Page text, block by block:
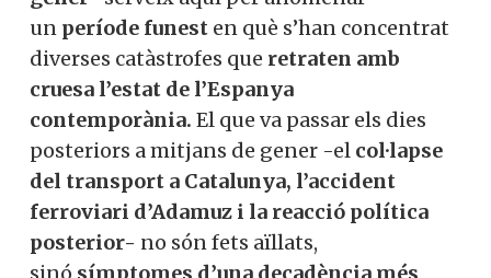
gener”
serveix aquí per anomenar
un
període funest
en què s’han
concentrat diverses catàstrofes
retraten amb cruesa l’estat de
l’Espanya contemporània.
El que va
passar els dies posteriors a mitjans de
gener -el
col·lapse del transport a
Catalunya, l’accident ferroviari
d’Adamuz i la reacció política